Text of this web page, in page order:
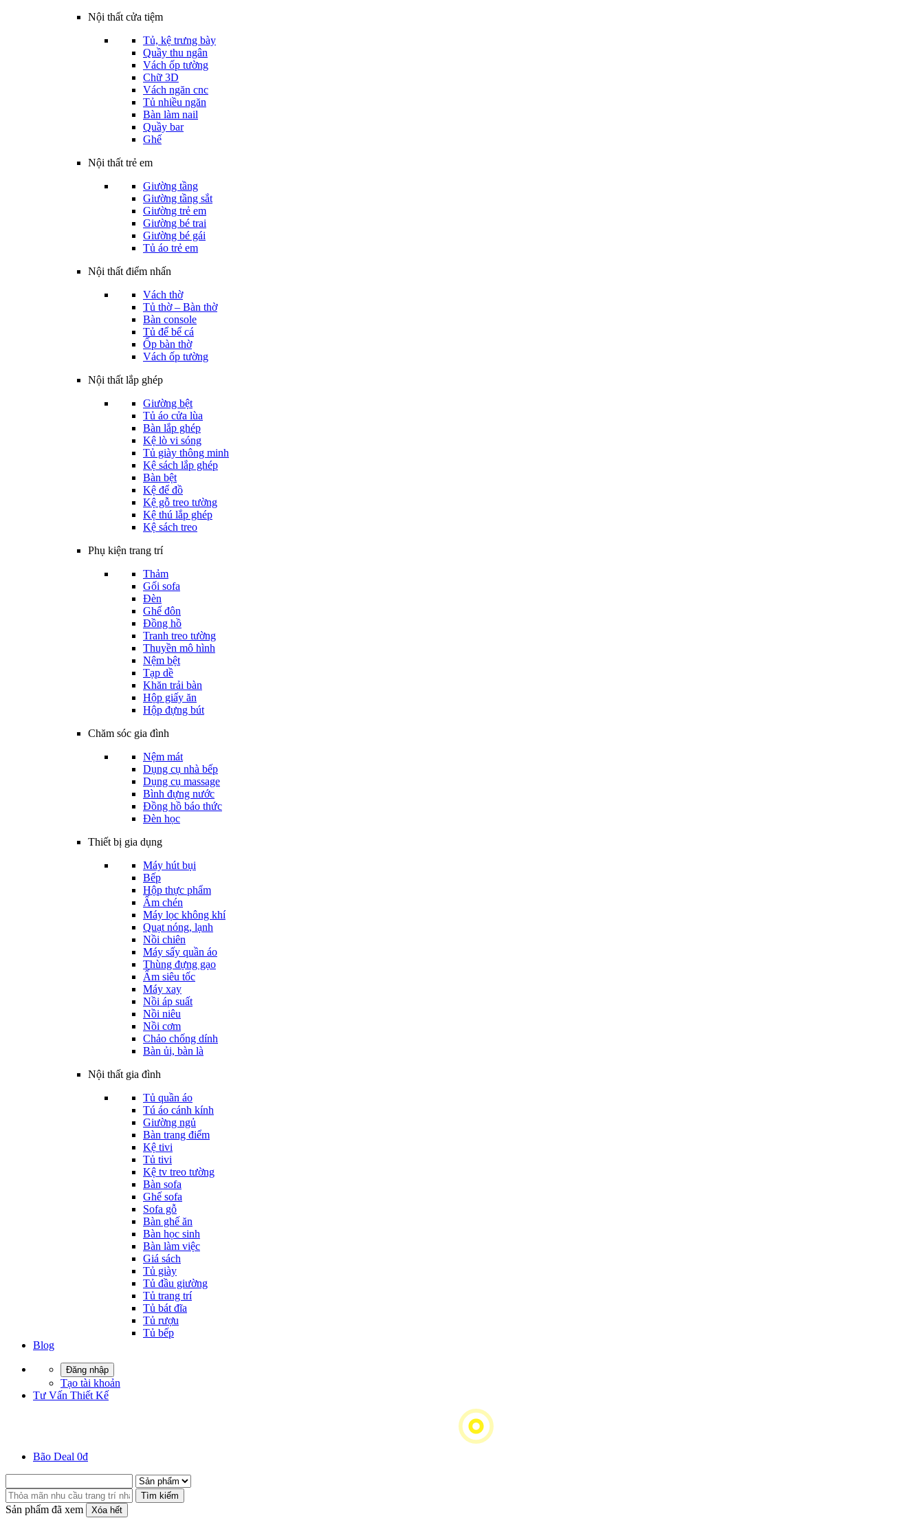
Nội thất cửa tiệm
Tủ, kệ trưng bày
Quầy thu ngân
Vách ốp tường
Chữ 3D
Vách ngăn cnc
Tủ nhiều ngăn
Bàn làm nail
Quầy bar
Ghế
Nội thất trẻ em
Giường tầng
Giường tầng sắt
Giường trẻ em
Giường bé trai
Giường bé gái
Tủ áo trẻ em
Nội thất điểm nhấn
Vách thờ
Tủ thờ – Bàn thờ
Bàn console
Tủ để bể cá
Ốp bàn thờ
Vách ốp tường
Nội thất lắp ghép
Giường bệt
Tủ áo cửa lùa
Bàn lắp ghép
Kệ lò vi sóng
Tủ giày thông minh
Kệ sách lắp ghép
Bàn bệt
Kệ để đồ
Kệ gỗ treo tường
Kệ thú lắp ghép
Kệ sách treo
Phụ kiện trang trí
Thảm
Gối sofa
Đèn
Ghế đôn
Đồng hồ
Tranh treo tường
Thuyền mô hình
Nệm bệt
Tạp dề
Khăn trải bàn
Hộp giấy ăn
Hộp đựng bút
Chăm sóc gia đình
Nệm mát
Dụng cụ nhà bếp
Dụng cụ massage
Bình đựng nước
Đồng hồ báo thức
Đèn học
Thiết bị gia dụng
Máy hút bụi
Bếp
Hộp thực phẩm
Ấm chén
Máy lọc không khí
Quạt nóng, lạnh
Nồi chiên
Máy sấy quần áo
Thùng đựng gạo
Ấm siêu tốc
Máy xay
Nồi áp suất
Nồi niêu
Nồi cơm
Chảo chống dính
Bàn ủi, bàn là
Nội thất gia đình
Tủ quần áo
Tú áo cánh kính
Giường ngủ
Bàn trang điểm
Kệ tivi
Tủ tivi
Kệ tv treo tường
Bàn sofa
Ghế sofa
Sofa gỗ
Bàn ghế ăn
Bàn học sinh
Bàn làm việc
Giá sách
Tủ giày
Tủ đầu giường
Tủ trang trí
Tủ bát đĩa
Tủ rượu
Tủ bếp
Blog
Đăng nhập
Tạo tài khoản
Tư Vấn Thiết Kế
Bão Deal 0đ
Tìm kiếm
Sản phẩm đã xem Xóa hết